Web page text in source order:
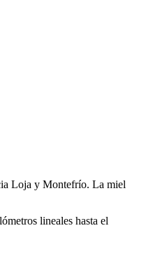
Loja y Montefrío. La miel
lineales hasta el